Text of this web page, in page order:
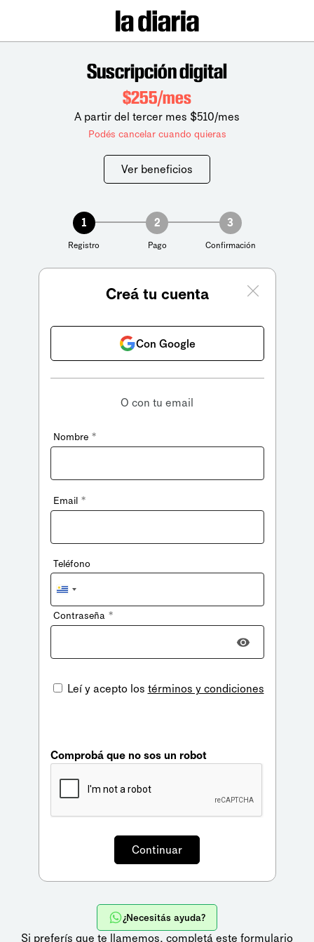
Suscripción digital
$255/mes
A partir del tercer mes $510/mes
Podés cancelar cuando quieras
Ver beneficios
1
Registro
2
Pago
3
Confirmación
Creá tu cuenta
Con Google
O con tu email
Nombre *
Email *
Teléfono
Uruguay
+598
Contraseña *
Leí y acepto los términos y condiciones
Comprobá que no sos un robot
¿Necesitás ayuda?
Si preferís que te llamemos, completá este formulario